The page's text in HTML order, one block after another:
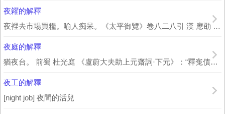
夜糴的解釋
夜裡去市場買糧。喻人痴呆。《太平御覽》卷八二八引 漢 應劭 《風俗通》：“夜糴...
夜庭的解釋
猶夜台。 前蜀 杜光庭 《盧蔚大夫助上元齋詞·下元》：“釋寃債於夜庭，落罪尤...
夜工的解釋
[night job] 夜間的活兒